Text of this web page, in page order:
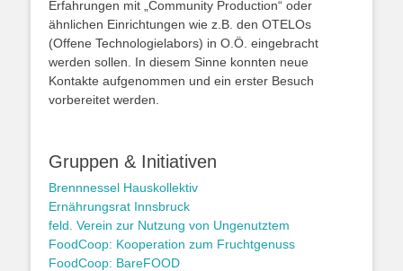
Erfahrungen mit „Community Production“ oder
ähnlichen Einrichtungen wie z.B. den OTELOs
(Offene Technologielabors) in O.Ö. eingebracht
werden sollen. In diesem Sinne konnten neue
Kontakte aufgenommen und ein erster Besuch
vorbereitet werden.
Gruppen & Initiativen
Brennnessel Hauskollektiv
Ernährungsrat Innsbruck
feld. Verein zur Nutzung von Ungenutztem
FoodCoop: Kooperation zum Fruchtgenuss
FoodCoop: BareFOOD